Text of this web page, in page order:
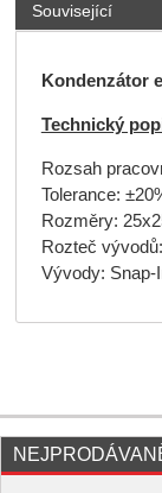
Související
Kondenzátor
Technický
Rozsah
Tolerance:
Rozměry:
Rozteč
Vývody: Snap-